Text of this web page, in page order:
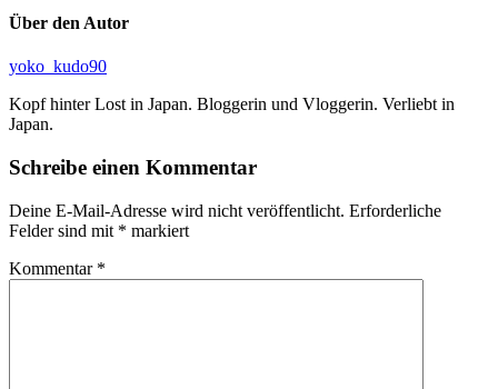
Über den Autor
yoko_kudo90
Kopf hinter Lost in Japan. Bloggerin und Vloggerin. Verliebt in
Japan.
Schreibe einen Kommentar
Deine E-Mail-Adresse wird nicht veröffentlicht. Erforderliche
Felder sind mit * markiert
Kommentar *